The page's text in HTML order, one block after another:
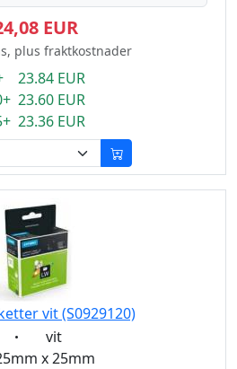
EUR
plus fraktkostnader
23.84 EUR
23.60 EUR
23.36 EUR
vit (S0929120)
Eigenschaft:
vit
x 25mm